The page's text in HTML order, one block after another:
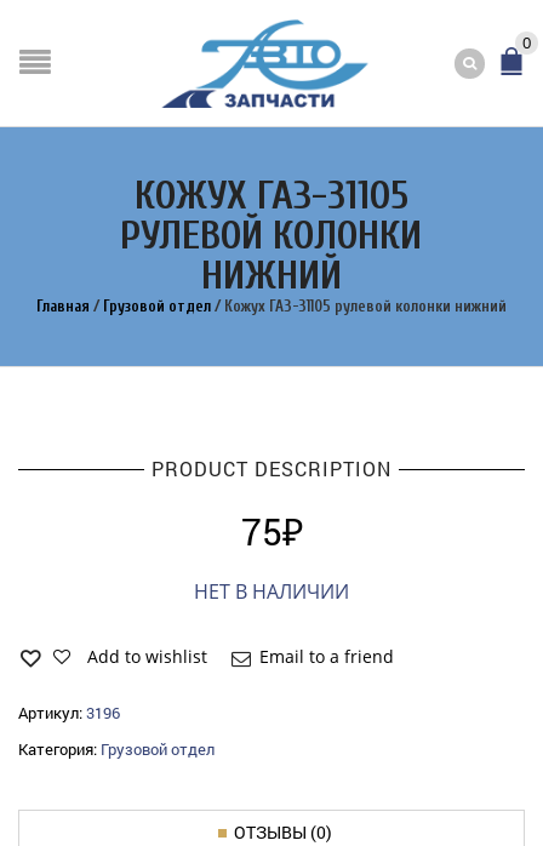
0
КОЖУХ ГАЗ-31105
РУЛЕВОЙ КОЛОНКИ
НИЖНИЙ
Главная / Грузовой отдел / Кожух ГАЗ-31105 рулевой колонки нижний
PRODUCT DESCRIPTION
75₽
НЕТ В НАЛИЧИИ
Add to wishlist Email to a friend
Артикул:3196
Категория: Грузовой отдел
ОТЗЫВЫ (0)